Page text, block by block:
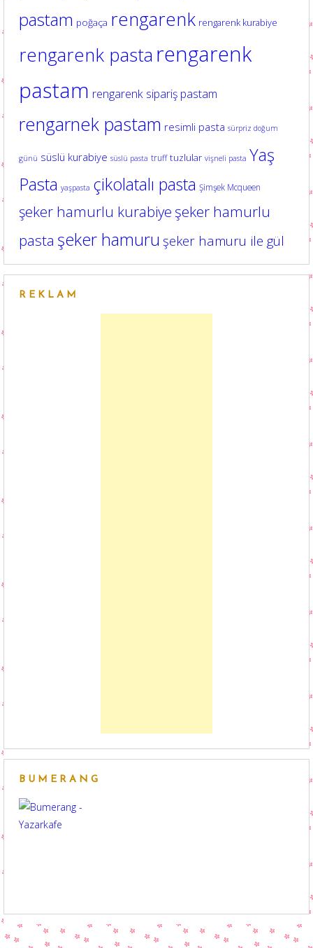
pastam poğaça rengarenk rengarenk kurabiye
rengarenk pasta rengarenk
pastam rengarenk sipariş pastam
rengarnek pastam resimli pasta sürpriz doğum
günü süslü kurabiye süslü pasta truff tuzlular vişneli pasta Yaş
Pasta yaşpasta çikolatalı pasta Şimşek Mcqueen
şeker hamurlu kurabiye şeker hamurlu
pasta şeker hamuru şeker hamuru ile gül
REKLAM
BUMERANG